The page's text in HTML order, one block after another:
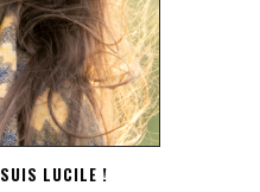
LUCILE !